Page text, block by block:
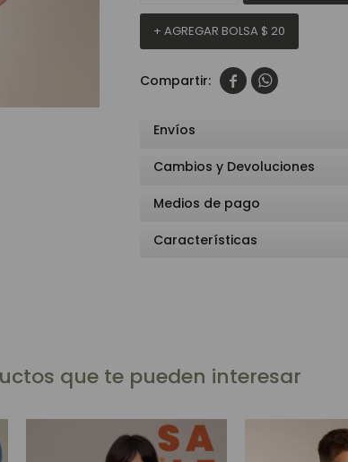
+ AGREGAR BOLSA $ 20
 
Envíos
Cambios y Devoluciones
Medios de pago
Características
que te pueden interesar